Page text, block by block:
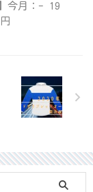
今月：- 19